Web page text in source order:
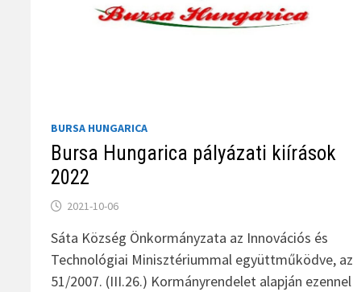
BURSA HUNGARICA
Bursa Hungarica pályázati kiírások
2022
2021-10-06
Sáta Község Önkormányzata az Innovációs és
Technológiai Minisztériummal együttműködve, az
51/2007. (III.26.) Kormányrendelet alapján ezennel